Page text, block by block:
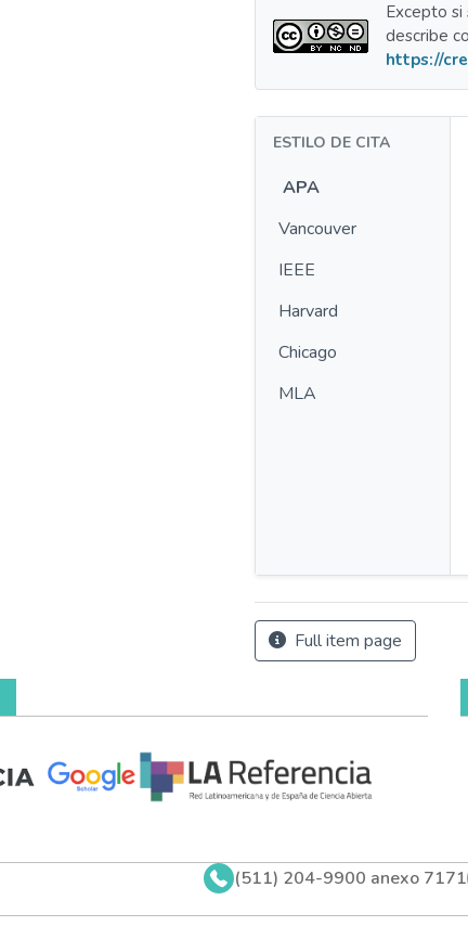
Excepto si
describe
https://
ESTILO DE CITA
APA
Vancouver
IEEE
Harvard
Chicago
MLA
Full item page
(511) 204-9900 anexo 7171